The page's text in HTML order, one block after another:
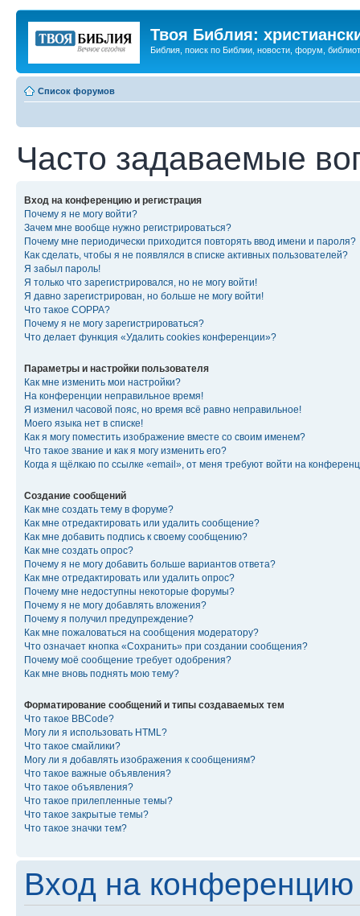
Твоя Библия:
Библия, поиск по Библии, новости, форум,
Список форумов
Часто задаваемые
Вход на конференцию и регистрация
Почему я не могу войти?
Зачем мне вообще нужно регистрироваться?
Почему мне периодически приходится повторять ввод имени и пароля?
Как сделать, чтобы я не появлялся в списке активных пользователей?
Я забыл пароль!
Я только что зарегистрировался, но не могу войти!
Я давно зарегистрирован, но больше не могу войти!
Что такое COPPA?
Почему я не могу зарегистрироваться?
Что делает функция «Удалить cookies конференции»?
Параметры и настройки пользователя
Как мне изменить мои настройки?
На конференции неправильное время!
Я изменил часовой пояс, но время всё равно неправильное!
Моего языка нет в списке!
Как я могу поместить изображение вместе со своим именем?
Что такое звание и как я могу изменить его?
Когда я щёлкаю по ссылке «email», от меня требуют войти на
Создание сообщений
Как мне создать тему в форуме?
Как мне отредактировать или удалить сообщение?
Как мне добавить подпись к своему сообщению?
Как мне создать опрос?
Почему я не могу добавить больше вариантов ответа?
Как мне отредактировать или удалить опрос?
Почему мне недоступны некоторые форумы?
Почему я не могу добавлять вложения?
Почему я получил предупреждение?
Как мне пожаловаться на сообщения модератору?
Что означает кнопка «Сохранить» при создании сообщения?
Почему моё сообщение требует одобрения?
Как мне вновь поднять мою тему?
Форматирование сообщений и типы создаваемых тем
Что такое BBCode?
Могу ли я использовать HTML?
Что такое смайлики?
Могу ли я добавлять изображения к сообщениям?
Что такое важные объявления?
Что такое объявления?
Что такое прилепленные темы?
Что такое закрытые темы?
Что такое значки тем?
Вход на конференцию